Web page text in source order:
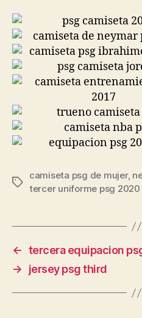
Etiquetas
camiseta psg de mujer,
tercer uniforme psg 2020
← tercera equipacion
→
jersey psg third